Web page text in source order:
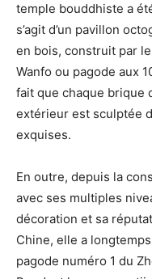
temple bouddhiste a
s’agit d’un pavillon
en bois, construit par
Wanfo ou pagode aux
fait que chaque brique
extérieur est sculptée
exquises.
En outre, depuis la
avec ses multiples
décoration et sa
Chine, elle a
pagode numéro 1 du